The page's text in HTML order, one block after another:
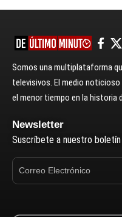
Somos una multiplataforma
televisivos. El medio
el menor tiempo en la historia
Newsletter
Suscríbete a nuestro